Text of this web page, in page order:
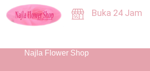
Skip
Buka 24 Jam
Najla Flower Shop